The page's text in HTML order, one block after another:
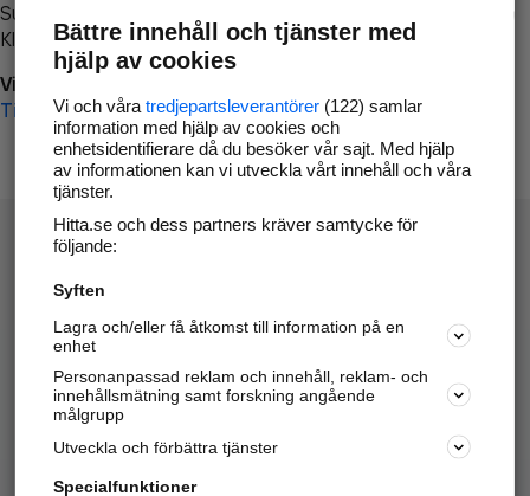
Surfa till
Klicka påTillbaka-knappen i webbläsaren och försök igen
Vi beklagar besväret!
Till startsidan
Hitta.se - Gratis nummerupplysning.
Sök företag, personer och platser.
Hitta telefonnummer, adresser, företagsinfo mm.
Marknadsför företaget
Bättre innehåll och tjänster med
hjälp av cookies
Vi och våra tredjepartsleverantörer(122) samlar
information med hjälp av cookies och
enhetsidentifierare då du besöker vår sajt. Med hjälp
av informationen kan vi utveckla vårt innehåll och våra
tjänster.
Hitta.se och dess partners kräver samtycke för
följande:
Syften
Lagra och/eller få åtkomst till information på en
enhet
Personanpassad reklam och innehåll, reklam- och
innehållsmätning samt forskning angående
målgrupp
Utveckla och förbättra tjänster
Specialfunktioner